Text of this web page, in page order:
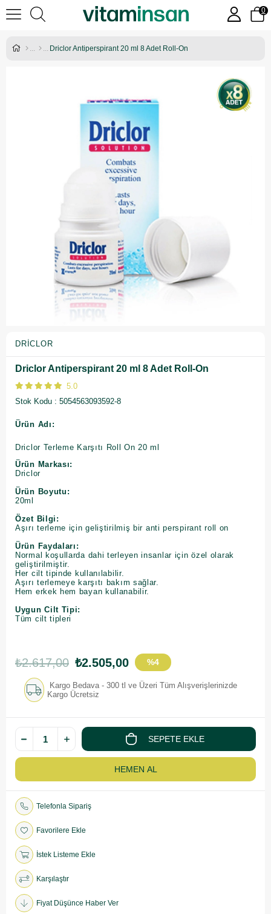
0
Driclor Antiperspirant 20 ml 8 Adet Roll-On
DRICLOR
Driclor Antiperspirant 20 ml 8 Adet Roll-On
5.0
Stok Kodu
5054563093592-8
Ürün Adı:
Driclor Terleme Karşıtı Roll On 20 ml
Ürün Markası:
Driclor
Ürün Boyutu:
20ml
Özet Bilgi:
Aşırı terleme için geliştirilmiş bir anti perspirant roll on
Ürün Faydaları:
Normal koşullarda dahi terleyen insanlar için özel olarak
geliştirilmiştir.
Her cilt tipinde kullanılabilir.
Aşırı terlemeye karşıtı bakım sağlar.
Hem erkek hem bayan kullanabilir.
Uygun Cilt Tipi:
Tüm cilt tipleri
₺2.617,00 ₺2.505,00 %4
İndirim
Kargo Bedava - 300 tl ve Üzeri Tüm Alışverişlerinizde
Kargo Ücretsiz
Telefonla Sipariş
Favorilere Ekle
İstek Listeme Ekle
Karşılaştır
Fiyat Düşünce Haber Ver